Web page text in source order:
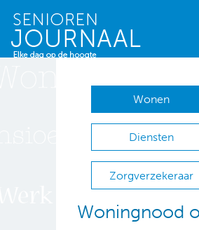
Wonen
Diensten
Zorgverzekeraar
Woningnood